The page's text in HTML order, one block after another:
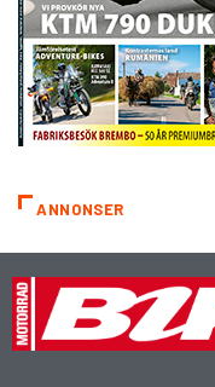
ANNONSER